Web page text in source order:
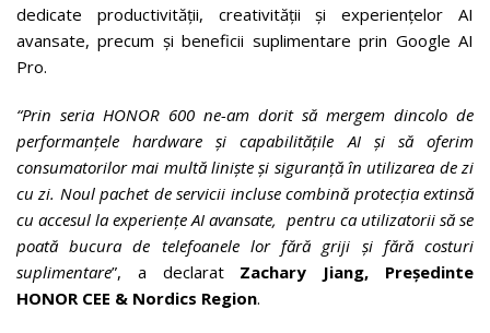
dedicate productivității, creativității și experiențelor AI
avansate, precum și beneficii suplimentare prin Google AI
Pro.
“Prin seria HONOR 600 ne-am dorit să mergem dincolo de
performanțele hardware și capabilitățile AI și să oferim
consumatorilor mai multă liniște și siguranță în utilizarea de zi
cu zi. Noul pachet de servicii incluse combină protecția extinsă
cu accesul la experiențe AI avansate, pentru ca utilizatorii să se
poată bucura de telefoanele lor fără griji și fără costuri
suplimentare”, a declarat Zachary Jiang, Președinte
HONOR CEE & Nordics Region.